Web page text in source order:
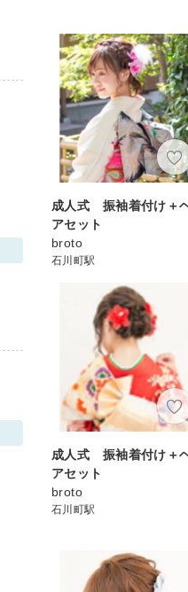
成人式 振袖着付け＋
アセット
broto
石川町駅
成人式 振袖着付け＋
アセット
broto
石川町駅